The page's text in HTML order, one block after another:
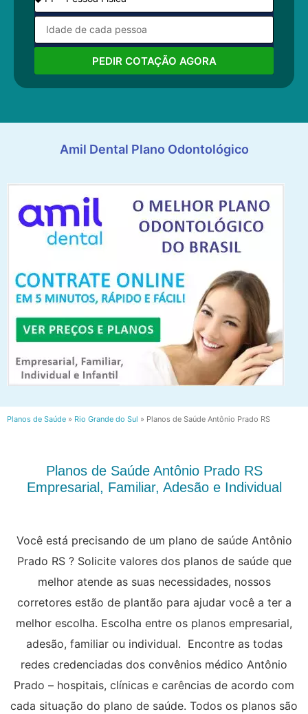
PEDIR COTAÇÃO AGORA
Amil Dental Plano Odontológico
Planos de Saúde » Rio Grande do Sul » Planos de Saúde Antônio Prado RS
Planos de Saúde Antônio Prado RS
Empresarial, Familiar, Adesão e Individual
Você está precisando de um plano de saúde Antônio
Prado RS ? Solicite valores dos planos de saúde que
melhor atende as suas necessidades, nossos
corretores estão de plantão para ajudar você a ter a
melhor escolha. Escolha entre os planos empresarial,
adesão, familiar ou individual. Encontre as todas
redes credenciadas dos convênios médico Antônio
Prado – hospitais, clínicas e carências de acordo com
cada situação do plano de saúde. Todos os planos são